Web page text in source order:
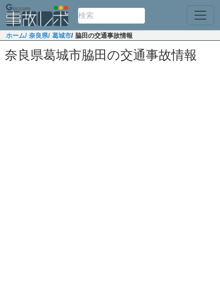
ホーム/ 奈良県/ 葛城市/ 脇田の交通事故情報
奈良県葛城市脇田の交通事故情報